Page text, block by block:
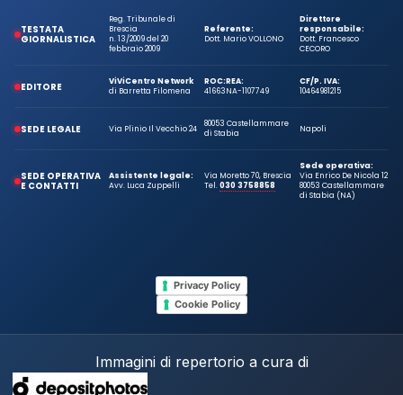
TESTATA
GIORNALISTICA
Reg. Tribunale di
Brescia
n. 13/2009 del 20
febbraio 2009
Referente:
Dott. Mario VOLLONO
Direttore
responsabile:
Dott. Francesco
CECORO
EDITORE
ViViCentro Network
di Barretta Filomena
ROC:
41663
REA:
NA-1107749
CF/P. IVA:
10464981215
SEDE LEGALE Via Plinio Il Vecchio 24
80053 Castellammare
di Stabia
Napoli
SEDE OPERATIVA
E CONTATTI
Assistente legale:
Avv. Luca Zuppelli
Via Moretto 70, Brescia
Tel.030 3758858
Sede operativa:
Via Enrico De Nicola 12
80053 Castellammare
di Stabia (NA)
Privacy Policy
Cookie Policy
Immagini di repertorio a cura di